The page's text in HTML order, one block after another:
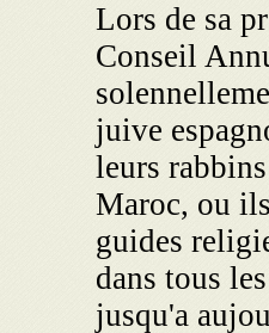
Lors de sa
Conseil
juive
leurs
Maroc, ou
guides
dans tous